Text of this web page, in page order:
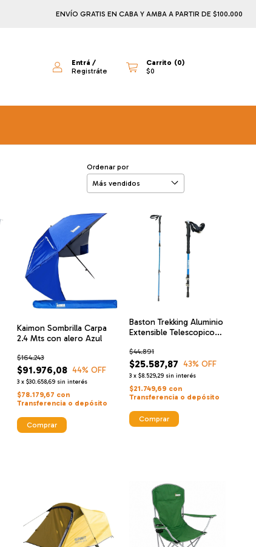
ENVÍO GRATIS EN CABA Y AMBA A PARTIR DE $100.000
Entrá /
Registráte
Carrito (0)
$0
Ordenar por
Kaimon Sombrilla Carpa
2.4 Mts con alero Azul
$91.976,08
$164.243
44% OFF
3 x $30.658,69 sin interés
$78.179,67 con
Transferencia o depósito
Baston Trekking Aluminio
Extensible Telescopico
$25.587,87
$44.891
43% OFF
3 x $8.529,29 sin interés
$21.749,69 con
Transferencia o depósito